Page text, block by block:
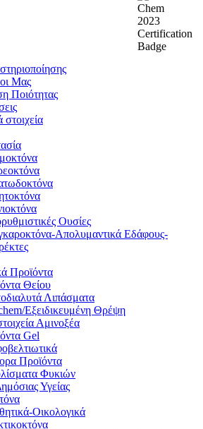
Μας
Ποιότητας
Ουσίες
Απολυμαντικά Εδάφους-
Προϊόντα
Θείου
Λιπάσματα
Εξειδικευμένη Θρέψη
Αμινοξέα
Gel
Προϊόντα
Φυκιών
Υγείας
Οικολογικά